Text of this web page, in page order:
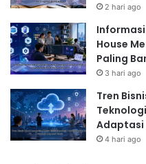
2 hari ago
House
Paling
3 hari ago
Tren
Adaptasi
4 hari ago